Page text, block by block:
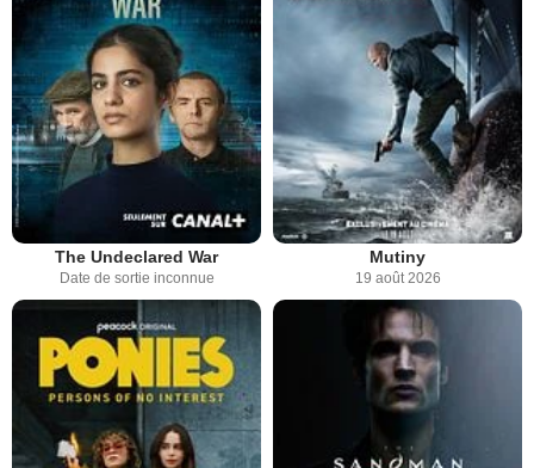
The Undeclared War
Date de sortie inconnue
Mutiny
19 août 2026